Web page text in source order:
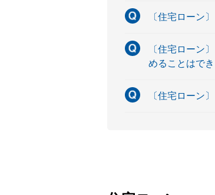
〔住宅ローン
〔住宅ローン
めることはで
〔住宅ローン